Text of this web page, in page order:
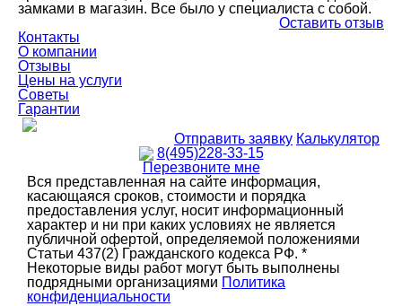
замками в магазин. Все было у специалиста с собой.
Оставить отзыв
Контакты
О компании
Отзывы
Цены на услуги
Советы
Гарантии
Отправить заявку Калькулятор
8(495)228-33-15
Перезвоните мне
Вся представленная на сайте информация,
касающаяся сроков, стоимости и порядка
предоставления услуг, носит информационный
характер и ни при каких условиях не является
публичной офертой, определяемой положениями
Статьи 437(2) Гражданского кодекса РФ. *
Некоторые виды работ могут быть выполнены
подрядными организациями Политика
конфиденциальности